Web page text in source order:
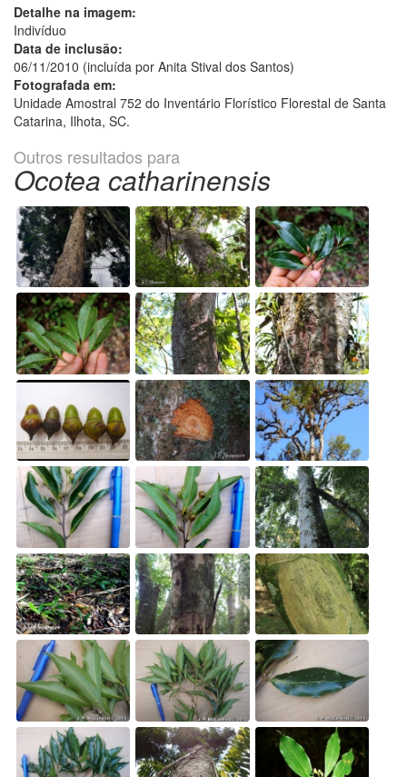
Detalhe na imagem:
Indivíduo
Data de inclusão:
06/11/2010 (incluída por Anita Stival dos Santos)
Fotografada em:
Unidade Amostral 752 do Inventário Florístico Florestal de Santa
Catarina, Ilhota, SC.
Outros resultados para
Ocotea catharinensis